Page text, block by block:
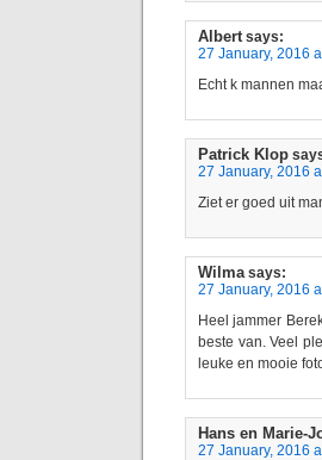
Albert says:
27 January, 2016
Echt k mannen
Patrick Klop
27 January, 2016
Ziet er goed uit
Wilma says:
27 January, 2016
Heel jammer
beste van. Veel
leuke en mooie
Hans en Marie-
27 January, 2016